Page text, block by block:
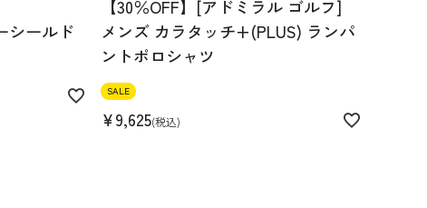
シールド
【30％OFF】[アドミラル ゴルフ]
メンズ カラタッチ+(PLUS) ランパ
ントポロシャツ
SALE
¥9,625 税込